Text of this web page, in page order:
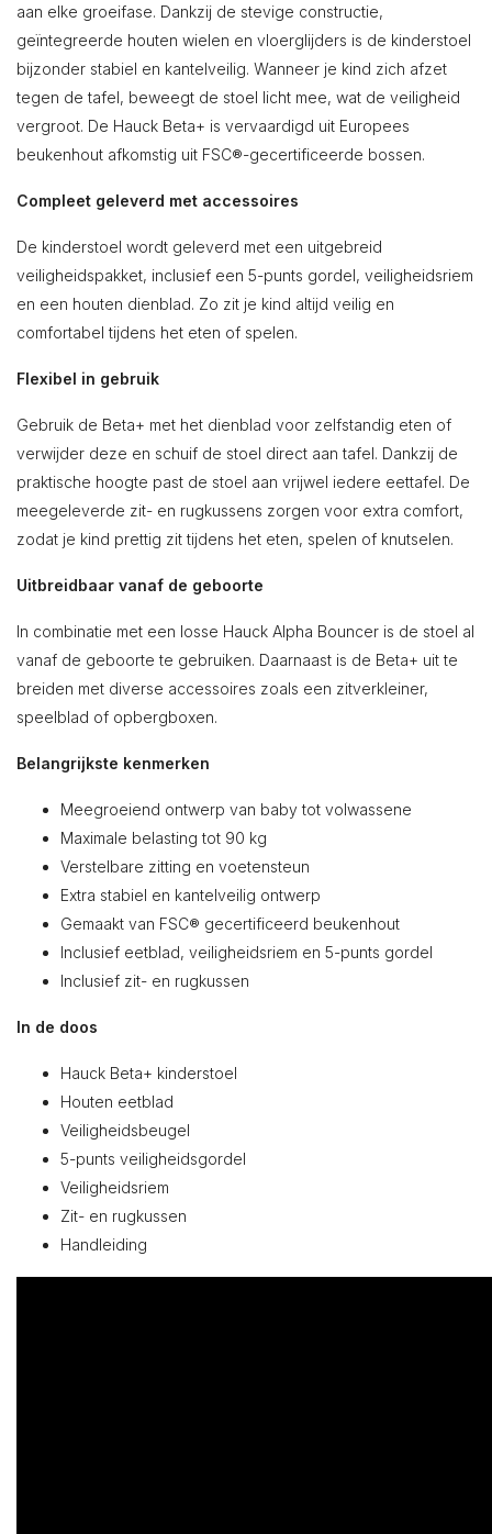
aan elke groeifase. Dankzij de stevige constructie,
geïntegreerde houten wielen en vloerglijders is de kinderstoel
bijzonder stabiel en kantelveilig. Wanneer je kind zich afzet
tegen de tafel, beweegt de stoel licht mee, wat de veiligheid
vergroot. De Hauck Beta+ is vervaardigd uit Europees
beukenhout afkomstig uit FSC®-gecertificeerde bossen.
Compleet geleverd met accessoires
De kinderstoel wordt geleverd met een uitgebreid
veiligheidspakket, inclusief een 5-punts gordel, veiligheidsriem
en een houten dienblad. Zo zit je kind altijd veilig en
comfortabel tijdens het eten of spelen.
Flexibel in gebruik
Gebruik de Beta+ met het dienblad voor zelfstandig eten of
verwijder deze en schuif de stoel direct aan tafel. Dankzij de
praktische hoogte past de stoel aan vrijwel iedere eettafel. De
meegeleverde zit- en rugkussens zorgen voor extra comfort,
zodat je kind prettig zit tijdens het eten, spelen of knutselen.
Uitbreidbaar vanaf de geboorte
In combinatie met een losse Hauck Alpha Bouncer is de stoel al
vanaf de geboorte te gebruiken. Daarnaast is de Beta+ uit te
breiden met diverse accessoires zoals een zitverkleiner,
speelblad of opbergboxen.
Belangrijkste kenmerken
Meegroeiend ontwerp van baby tot volwassene
Maximale belasting tot 90 kg
Verstelbare zitting en voetensteun
Extra stabiel en kantelveilig ontwerp
Gemaakt van FSC® gecertificeerd beukenhout
Inclusief eetblad, veiligheidsriem en 5-punts gordel
Inclusief zit- en rugkussen
In de doos
Hauck Beta+ kinderstoel
Houten eetblad
Veiligheidsbeugel
5-punts veiligheidsgordel
Veiligheidsriem
Zit- en rugkussen
Handleiding